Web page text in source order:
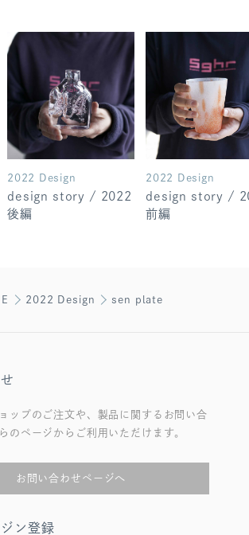
2022 Design
design story / 2022
後編
2022 Design
design story /
前編
2022 Design sen plate
ップのご注文や、製品に関するお問い合
のページからご利用いただけます。
お問い合わせページへ
ン登録